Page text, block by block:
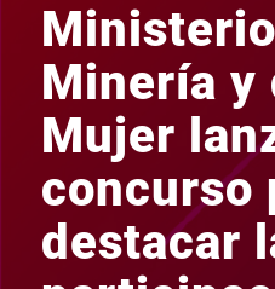
Minería y
Mujer
concurso
destacar